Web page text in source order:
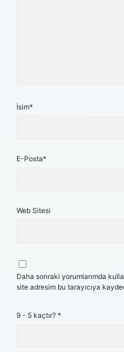
İsim*
E-Posta*
Web Sitesi
Daha sonraki yorumlarımda
site adresim bu tarayıcıya
9 - 5 kaçtır? *